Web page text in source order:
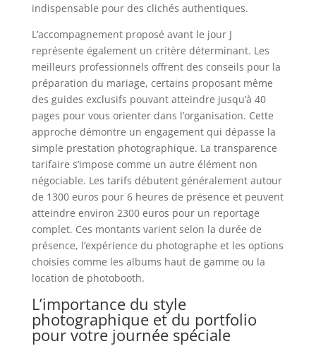
indispensable pour des clichés authentiques.
L’accompagnement proposé avant le jour J
représente également un critère déterminant. Les
meilleurs professionnels offrent des conseils pour la
préparation du mariage, certains proposant même
des guides exclusifs pouvant atteindre jusqu’à 40
pages pour vous orienter dans l’organisation. Cette
approche démontre un engagement qui dépasse la
simple prestation photographique. La transparence
tarifaire s’impose comme un autre élément non
négociable. Les tarifs débutent généralement autour
de 1300 euros pour 6 heures de présence et peuvent
atteindre environ 2300 euros pour un reportage
complet. Ces montants varient selon la durée de
présence, l’expérience du photographe et les options
choisies comme les albums haut de gamme ou la
location de photobooth.
L’importance du style
photographique et du portfolio
pour votre journée spéciale